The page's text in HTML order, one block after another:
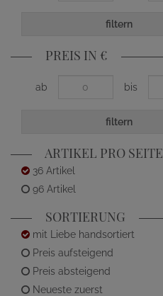
filtern
PREIS IN €
ab bis
filtern
ARTIKEL PRO SEITE
36 Artikel
96 Artikel
SORTIERUNG
mit Liebe handsortiert
Preis aufsteigend
Preis absteigend
Neueste zuerst